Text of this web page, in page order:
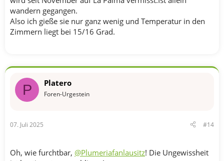
wandern gegangen.
Also ich gieße sie nur ganz wenig und Temperatur in den
Zimmern liegt bei 15/16 Grad.
P Platero
Foren-Urgestein
07. Juli 2025 #14
Oh, wie furchtbar, @Plumeriafanlausitz! Die Ungewissheit